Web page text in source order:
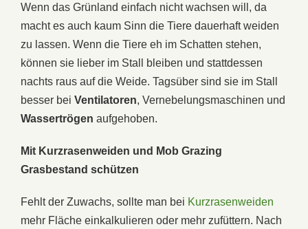
Wenn das Grünland einfach nicht wachsen will, da
macht es auch kaum Sinn die Tiere dauerhaft weiden
zu lassen. Wenn die Tiere eh im Schatten stehen,
können sie lieber im Stall bleiben und stattdessen
nachts raus auf die Weide. Tagsüber sind sie im Stall
besser bei Ventilatoren, Vernebelungsmaschinen und
Wassertrögen aufgehoben.
Mit Kurzrasenweiden und Mob Grazing
Grasbestand schützen
Fehlt der Zuwachs, sollte man bei Kurzrasenweiden
mehr Fläche einkalkulieren oder mehr zufüttern. Nach